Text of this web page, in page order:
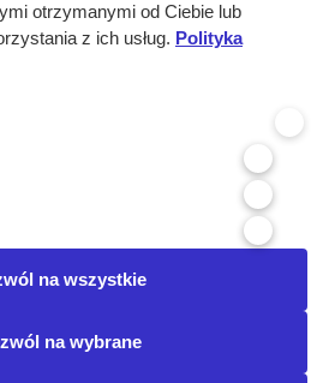
otrzymanymi od Ciebie lub
z ich usług. Polityka
na wszystkie
na wybrane